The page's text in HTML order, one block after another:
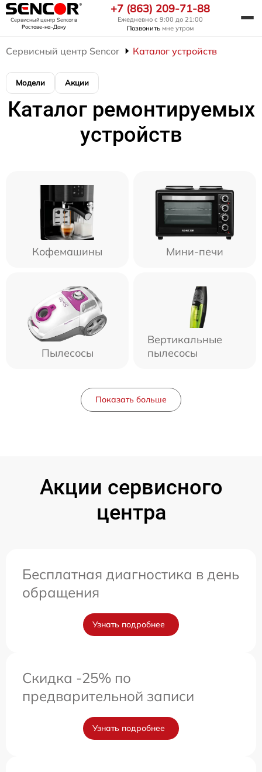
Сервисный центр Sencorв
Ростове-на-Дону
+7 (863) 209-71-88
Ежедневно с 9:00 до 21:00
Позвонить мне утром
Сервисный центр Sencor Каталог устройств
Модели Акции
Каталог ремонтируемых
устройств
Кофемашины Мини-печи
Пылесосы
Вертикальные
пылесосы
Показать больше
Акции сервисного
центра
Бесплатная диагностика в день
обращения
Узнать подробнее
Скидка -25% по
предварительной записи
Узнать подробнее